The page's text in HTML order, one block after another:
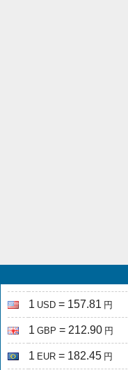
1 USD = 157.81 円
1 GBP = 212.90 円
1 EUR = 182.45 円